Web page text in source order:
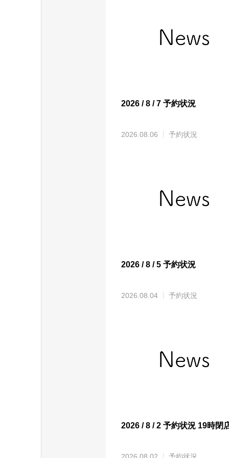
2026 / 8 / 7 予約状況
2026.08.06 予約状況
2026 / 8 / 5 予約状況
2026.08.04 予約状況
2026 / 8 / 2 予約状況 19時閉
2026.08.02 予約状況